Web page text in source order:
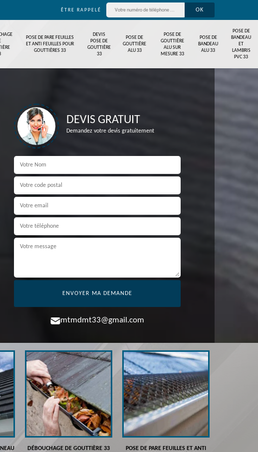
ÊTRE RAPPELÉ
POSE DE PARE FEUILLES
ET ANTI FEUILLES POUR
GOUTTIÈRES 33
DEVIS
POSE DE
GOUTTIÈRE
33
POSE DE
GOUTTIÈRE
ALU 33
POSE DE
GOUTTIÈRE
ALU SUR
MESURE 33
POSE DE
BANDEAU
ALU 33
POSE DE
BANDEAU
ET
LAMBRIS
PVC 33
DEVIS GRATUIT
Demandez votre devis gratuitement
mtmdmt33@gmail.com
DÉBOUCHAGE DE GOUTTIÈRE 33
POSE DE PARE FEUILLES ET ANTI